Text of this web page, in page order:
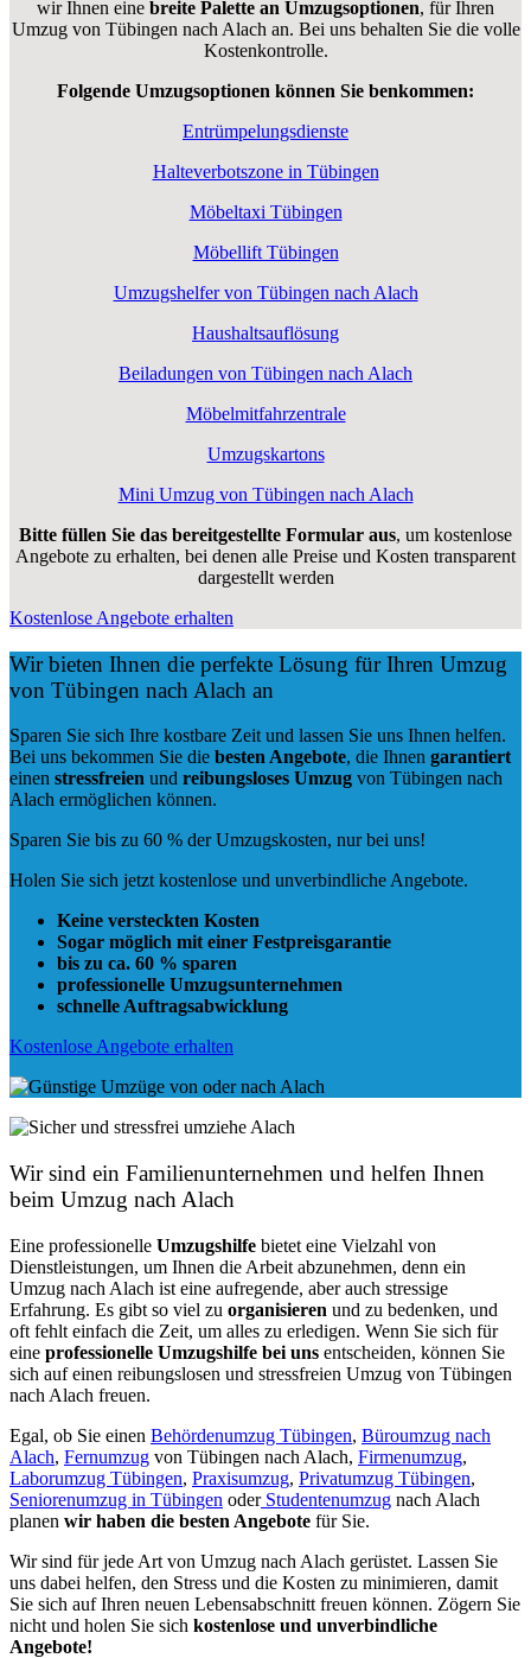
wir Ihnen eine breite Palette an Umzugsoptionen, für Ihren
Umzug von Tübingen nach Alach an. Bei uns behalten Sie die volle
Kostenkontrolle.
Folgende Umzugsoptionen können Sie benkommen:
Entrümpelungsdienste
Halteverbotszone in Tübingen
Möbeltaxi Tübingen
Möbellift Tübingen
Umzugshelfer von Tübingen nach Alach
Haushaltsauflösung
Beiladungen von Tübingen nach Alach
Möbelmitfahrzentrale
Umzugskartons
Mini Umzug von Tübingen nach Alach
Bitte füllen Sie das bereitgestellte Formular aus, um kostenlose
Angebote zu erhalten, bei denen alle Preise und Kosten transparent
dargestellt werden
Kostenlose Angebote erhalten
Wir bieten Ihnen die perfekte Lösung für Ihren Umzug
von Tübingen nach Alach an
Sparen Sie sich Ihre kostbare Zeit und lassen Sie uns Ihnen helfen.
Bei uns bekommen Sie die besten Angebote, die Ihnen garantiert
einen stressfreien und reibungsloses Umzug von Tübingen nach
Alach ermöglichen können.
Sparen Sie bis zu 60 % der Umzugskosten, nur bei uns!
Holen Sie sich jetzt kostenlose und unverbindliche Angebote.
Keine versteckten Kosten
Sogar möglich mit einer Festpreisgarantie
bis zu ca. 60 % sparen
professionelle Umzugsunternehmen
schnelle Auftragsabwicklung
Kostenlose Angebote erhalten
Wir sind ein Familienunternehmen und helfen Ihnen
beim Umzug nach Alach
Eine professionelle Umzugshilfe bietet eine Vielzahl von
Dienstleistungen, um Ihnen die Arbeit abzunehmen, denn ein
Umzug nach Alach ist eine aufregende, aber auch stressige
Erfahrung. Es gibt so viel zu organisieren und zu bedenken, und
oft fehlt einfach die Zeit, um alles zu erledigen. Wenn Sie sich für
eine professionelle Umzugshilfe bei uns entscheiden, können Sie
sich auf einen reibungslosen und stressfreien Umzug von Tübingen
nach Alach freuen.
Egal, ob Sie einen Behördenumzug Tübingen, Büroumzug nach
Alach, Fernumzug von Tübingen nach Alach, Firmenumzug,
Laborumzug Tübingen, Praxisumzug, Privatumzug Tübingen,
Seniorenumzug in Tübingen oderStudentenumzug nach Alach
planen wir haben die besten Angebote für Sie.
Wir sind für jede Art von Umzug nach Alach gerüstet. Lassen Sie
uns dabei helfen, den Stress und die Kosten zu minimieren, damit
Sie sich auf Ihren neuen Lebensabschnitt freuen können. Zögern Sie
nicht und holen Sie sich kostenlose und unverbindliche
Angebote!